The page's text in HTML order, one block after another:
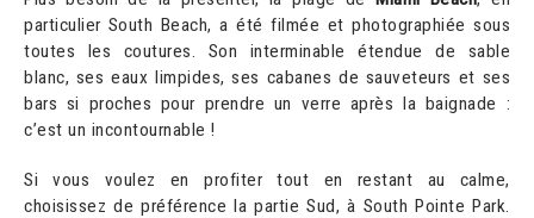
particulier South Beach, a été filmée et photographiée sous
toutes les coutures. Son interminable étendue de sable
blanc, ses eaux limpides, ses cabanes de sauveteurs et ses
bars si proches pour prendre un verre après la baignade :
c’est un incontournable !
Si vous voulez en profiter tout en restant au calme,
choisissez de préférence la partie Sud, à South Pointe Park.